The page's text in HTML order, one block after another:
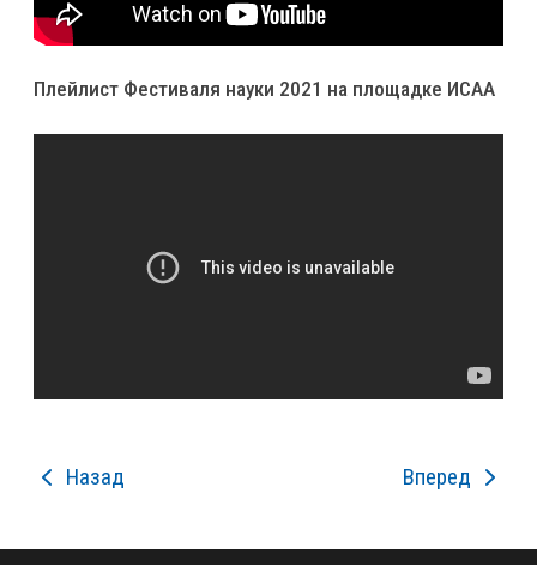
Плейлист Фестиваля науки 2021 на площадке ИСАА
Назад Вперед